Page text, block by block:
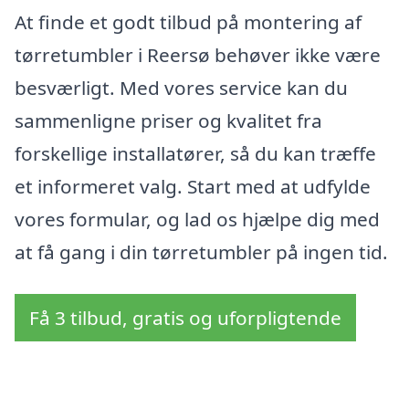
At finde et godt tilbud på montering af
tørretumbler i Reersø behøver ikke være
besværligt. Med vores service kan du
sammenligne priser og kvalitet fra
forskellige installatører, så du kan træffe
et informeret valg. Start med at udfylde
vores formular, og lad os hjælpe dig med
at få gang i din tørretumbler på ingen tid.
Få 3 tilbud, gratis og uforpligtende